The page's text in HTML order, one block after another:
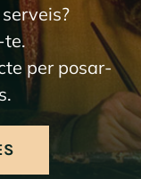
te.
per posar-